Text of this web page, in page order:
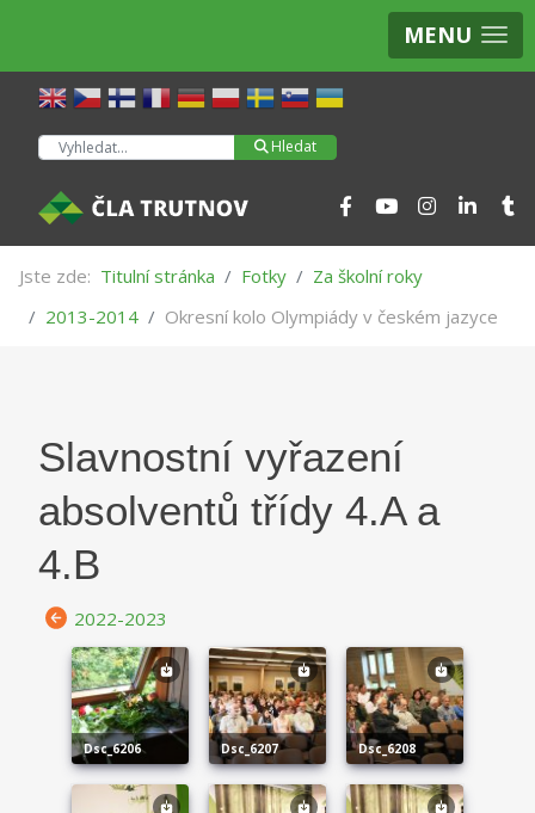
MENU
Hledat Hledat
Jste zde: Titulní stránka Fotky
Za školní roky
2013-2014
Okresní kolo Olympiády v českém jazyce
Slavnostní vyřazení
absolventů třídy 4.A a
4.B
2022-2023
dsc_6206 dsc_6207 dsc_6208